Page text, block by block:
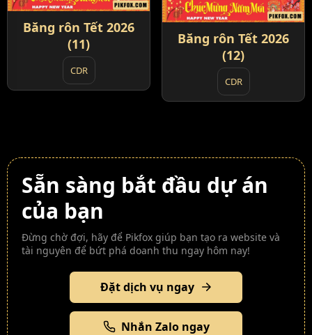
Băng rôn Tết 2026
(11)
CDR
Băng rôn Tết 2026
(12)
CDR
Sẵn sàng bắt đầu dự án
của bạn
Đừng chờ đợi, hãy để Pikfox giúp bạn tạo ra website và
tài nguyên để bứt phá doanh thu ngay hôm nay!
Đặt dịch vụ ngay
Nhắn Zalo ngay